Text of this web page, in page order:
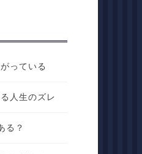
っている
人生のズレ
る？